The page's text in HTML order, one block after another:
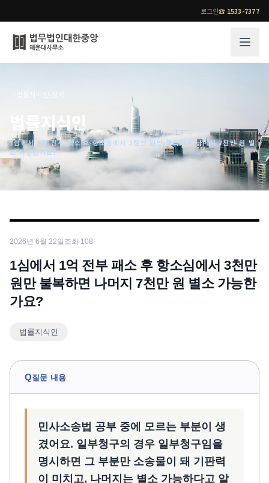
로그인☎ 1533-7377
오시는 길
통합검색
기업 인사이트
사례분석/최신동향
법률정보
소식/자료
언론보도
법률서식
법률지식인
1심에서 1억 전부 패소 후 항소심에서 3천만 원만 불복하면 나머지 7천만 원 별
소 가능한가요?
2026년 6월 22일 조회 108
1심에서 1억 전부 패소 후 항소심에서 3천만
원만 불복하면 나머지 7천만 원 별소 가능한
가요?
법률지식인
Q질문 내용
민사소송법 공부 중에 모르는 부분이 생
겼어요. 일부청구의 경우 일부청구임을
명시하면 그 부분만 소송물이 돼 기판력
이 미치고, 나머지는 별소 가능하다고 알